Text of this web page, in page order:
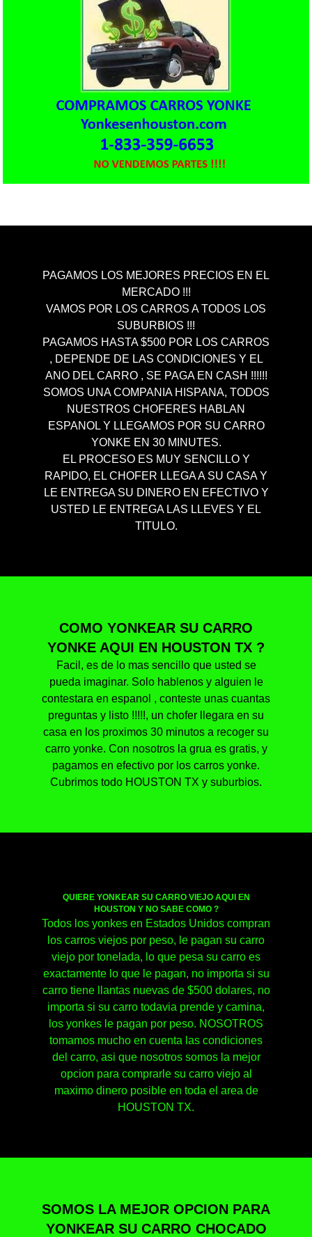
PAGAMOS LOS MEJORES PRECIOS EN EL
MERCADO !!!
VAMOS POR LOS CARROS A TODOS LOS
SUBURBIOS !!!
PAGAMOS HASTA $500 POR LOS CARROS
, DEPENDE DE LAS CONDICIONES Y EL
ANO DEL CARRO , SE PAGA EN CASH !!!!!!
SOMOS UNA COMPANIA HISPANA, TODOS
NUESTROS CHOFERES HABLAN
ESPANOL Y LLEGAMOS POR SU CARRO
YONKE EN 30 MINUTES.
EL PROCESO ES MUY SENCILLO Y
RAPIDO, EL CHOFER LLEGA A SU CASA Y
LE ENTREGA SU DINERO EN EFECTIVO Y
USTED LE ENTREGA LAS LLEVES Y EL
TITULO.
COMO YONKEAR SU CARRO
YONKE AQUI EN HOUSTON TX ?
Facil, es de lo mas sencillo que usted se
pueda imaginar. Solo hablenos y alguien le
contestara en espanol , conteste unas cuantas
preguntas y listo !!!!!, un chofer llegara en su
casa en los proximos 30 minutos a recoger su
carro yonke. Con nosotros la grua es gratis, y
pagamos en efectivo por los carros yonke.
Cubrimos todo HOUSTON TX y suburbios.
QUIERE YONKEAR SU CARRO VIEJO AQUI EN
HOUSTON Y NO SABE COMO ?
Todos los yonkes en Estados Unidos compran
los carros viejos por peso, le pagan su carro
viejo por tonelada, lo que pesa su carro es
exactamente lo que le pagan, no importa si su
carro tiene llantas nuevas de $500 dolares, no
importa si su carro todavia prende y camina,
los yonkes le pagan por peso. NOSOTROS
tomamos mucho en cuenta las condiciones
del carro, asi que nosotros somos la mejor
opcion para comprarle su carro viejo al
maximo dinero posible en toda el area de
HOUSTON TX.
SOMOS LA MEJOR OPCION PARA
YONKEAR SU CARRO CHOCADO